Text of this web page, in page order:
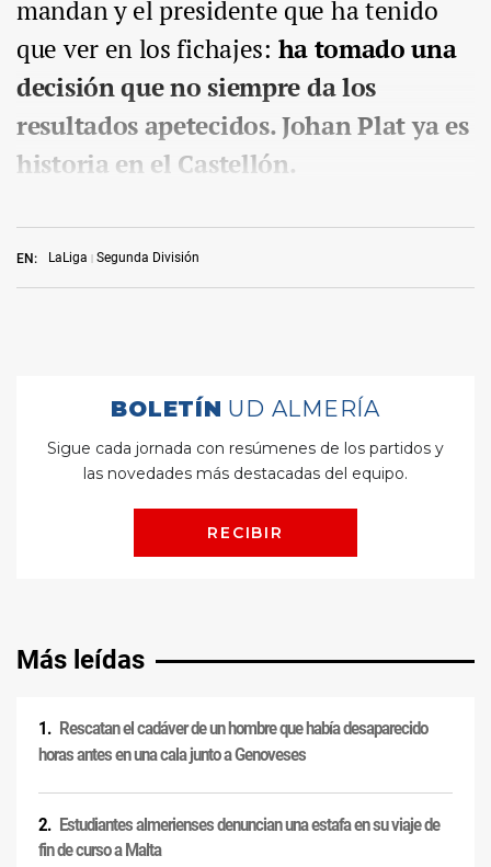
EN: LaLiga Segunda División
mandan y el presidente que ha tenido
que ver en los fichajes: ha tomado una
decisión que no siempre da los
resultados apetecidos. Johan Plat ya es
historia en el Castellón.
Más leídas
Rescatan el cadáver de un hombre que había desaparecido
horas antes en una cala junto a Genoveses
Estudiantes almerienses denuncian una estafa en su viaje de
fin de curso a Malta